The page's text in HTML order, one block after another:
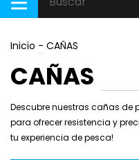
Inicio - CAÑAS
CAÑAS
Descubre nuestras cañas de
para ofrecer resistencia y
tu experiencia de pesca!